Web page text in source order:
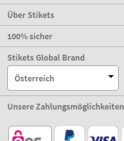
Über Stikets
100% sicher
Stikets Global Brand
Österreich
Unsere Zahlungsmöglichkeiten